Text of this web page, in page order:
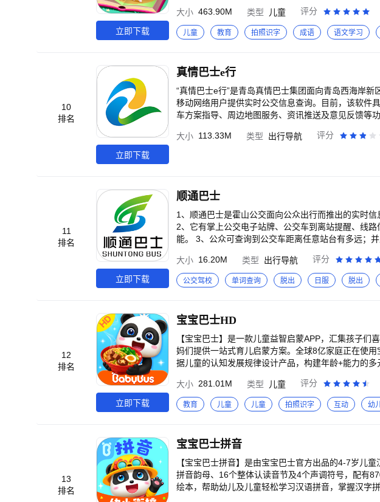
一键直达不同年龄层对应的内容界面。家长还可查看记录
宝宝巴士儿歌动画推荐】 《依娜和恰恰》《经典儿歌
界》《美食总动员》《安全警长啦咘啦哆》《颜色变
盖经典儿歌、安全动画、睡前故事、国学启蒙等热门
适，孩子更喜欢。 2、超省钱： ①1个SVIP，通用宝
多，奖励金兑好礼，商城好物优惠购，更有不定时福
全球6亿家庭用户的认可与信赖。 宝宝巴士（BabyBus）是专注打造儿童启蒙数字产品的原创品牌。宝宝巴士秉承“快
乐启蒙”的理念，用奇妙有趣的方式，为儿童量身定
为特征的海量数字启蒙内容，让孩子趣味认知、感受“真、善、美”。 【自动续费】 为了给
立即下载
6个重点汉字 ⑤设置阅读计划，帮助宝宝养成每日阅
情有趣、画风Q萌，激发宝宝阅读兴趣 ⑧支持宝宝自
炼表达力 ⑩支持家长设置阅读时长，科学保护宝宝眼睛 打开【宝宝巴士阅读】为宝宝做阅读启蒙，陪宝宝阅读睡
升表达力、拓展识字量 ++睡前故事绘本以及99本成
绘本还将常用汉字着重标出，利于宝宝在阅读启蒙中
画，参与听音戳气球等汉字互动，帮助宝宝从认、读
读】在绘本阅读结束后，设置趣味问答题，引导宝宝
阅读宝宝巴士成语绘本，增长智慧、培养优良品格
到事情要动脑思考，懂得灵活变通的道理。 ++《一
00+款产品，7大成长领域全面覆盖； ②福利优惠多：
省心： 宝宝巴士深耕儿童启蒙领域10余年，获得全球6亿家庭用户的认可与
儿童启蒙数字产品的原创品牌。宝宝巴士秉承“快乐
故事）、好看（儿歌动画）、好玩（互动APP）”为
【自动续费】 为了给用户提供更优质的产品体验，我
自行选择是否开通应用内自动续费。若对自动续费业
cn@babybus.com
大小 463.90M 类型 儿童 评分
儿童 教育 拍照识字 成语 语文学习
10
排名
立即下载
真情巴士e行
“真情巴士e行”是青岛真情巴士集团面向青岛西海岸
移动网络用户提供实时公交信息查询。目前，该软件
车方案指导、周边地图服务、资讯推送及意见反馈等
巴士公交车辆各种静态、动态营运信息，实现青岛真
大小 113.33M 类型 出行导航 评分
11
排名
立即下载
顺通巴士
1、顺通巴士是霍山公交面向公众出行而推出的实时
2、它有掌上公交电子站牌、公交车到离站提醒、线
能。 3、公众可查询到公交车距离任意站台有多远；
大小 16.20M 类型 出行导航 评分
公交驾校 单词查询 脱出 日服 脱出
12
排名
立即下载
宝宝巴士HD
【宝宝巴士】是一款儿童益智启蒙APP，汇集孩子
妈们提供一站式育儿启蒙方案。全球8亿家庭正在使用宝宝巴士！ 【宝宝巴士】专注为宝宝提供全
据儿童的认知发展规律设计产品，构建年龄+能力的
儿歌的古诗、三字经等国学经典，在朗朗上口的旋律
宝宝甜甜入睡，能增进亲子感情。 ·欧美童谣：精选
律动儿歌：宝宝伴随律动旋律，和奇奇妙妙一起唱唱跳跳，尽情舞蹈
答案吧！ -益智动画- ·艺术启蒙：通过有趣的艺术启蒙动画，感知艺术，认识缤纷色彩，还能跟随动画绘画涂鸦。 ·节
日认知：了解端午节、中秋节、春节等传统节日习俗
么？向日葵为什么会跟着太阳转？边看动画边思考
西瓜！用玩具上演海上历险记。 还有勇敢小火车、鲨鱼警长、宝宝巴士美食屋、动物总动员……宝宝边看边记，轻松
解锁奇妙小知识！ -启智音乐剧- ·百科认知：观赏百科启蒙音乐剧，认识大小、高矮、颜色和时间等，掌握百科小知
大小 281.01M 类型 儿童 评分
教育 儿童 儿童 拍照识字 互动 幼
13
排名
宝宝巴士拼音
【宝宝巴士拼音】是由宝宝巴士官方出品的4-7岁儿
拼音韵母、16个整体认读音节及4个声调符号，配有
绘本，帮助幼儿及儿童轻松学习汉语拼音，掌握汉字